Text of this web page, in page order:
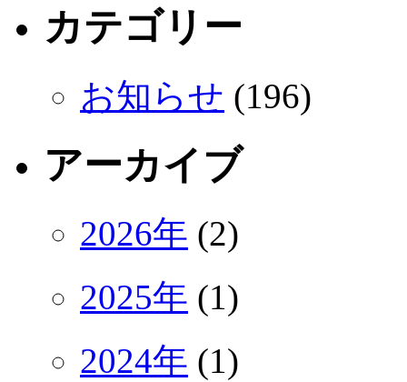
カテゴリー
お知らせ (196)
アーカイブ
2026年 (2)
2025年 (1)
2024年 (1)